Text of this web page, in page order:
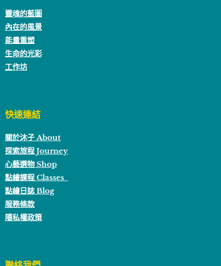
靈魂的藍圖
內在的風景
能量重塑
生命的光彩
工作坊
快速連結
關於沐子 About
探索旅程 Journey
心藝選物 Shop
點繪課程 Classes
點繪日誌 Blog
服務條款
隱私權政策